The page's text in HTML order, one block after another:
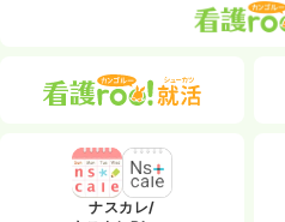
ナスカレ/